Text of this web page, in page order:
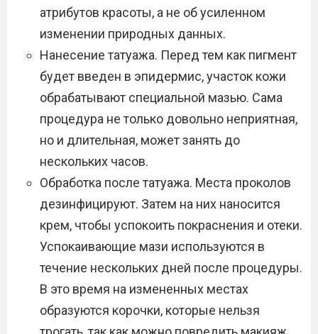
атрибутов красоты, а не об усиленном
изменении природных данных.
Нанесение татуажа. Перед тем как пигмент
будет введен в эпидермис, участок кожи
обрабатывают специальной мазью. Сама
процедура не только довольно неприятная,
но и длительная, может занять до
нескольких часов.
Обработка после татуажа. Места проколов
дезинфицируют. Затем на них наносится
крем, чтобы успокоить покраснения и отеки.
Успокаивающие мази используются в
течение нескольких дней после процедуры.
В это время на измененных местах
образуются корочки, которые нельзя